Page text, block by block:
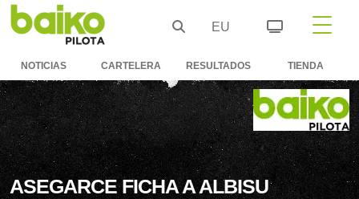
EU
NOTICIAS CARTELERA RESULTADOS TIENDA
ASEGARCE FICHA A ALBISU